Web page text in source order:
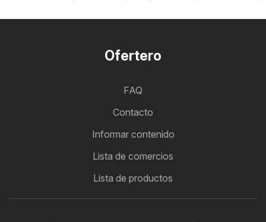
Ofertero
FAQ
Contacto
Informar contenido
Lista de comercios
Lista de productos